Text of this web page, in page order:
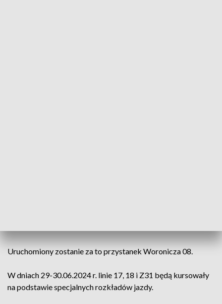
Uruchomiony zostanie za to przystanek Woronicza 08.
W dniach 29-30.06.2024 r. linie 17, 18 i Z31 będą kursowały
na podstawie specjalnych rozkładów jazdy.